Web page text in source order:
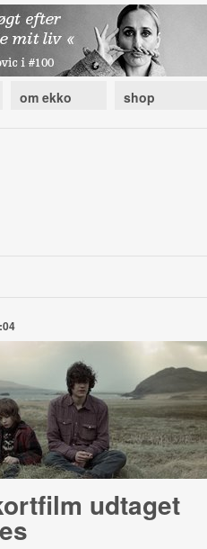
om ekko shop
udtaget